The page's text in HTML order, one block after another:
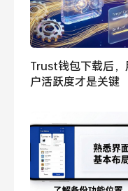
Trust钱包下载后，
户活跃度才是关键